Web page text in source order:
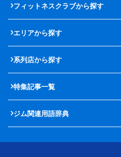
フィットネスクラブから探す
エリアから探す
系列店から探す
特集記事一覧
ジム関連用語辞典